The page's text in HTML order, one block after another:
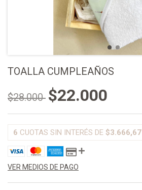
TOALLA CUMPLEAÑOS
$28.000 $22.000
6 CUOTAS SIN INTERÉS DE $3.666,67
VER MEDIOS DE PAGO